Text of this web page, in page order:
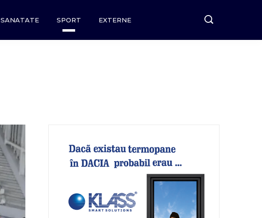
SANATATE SPORT EXTERNE